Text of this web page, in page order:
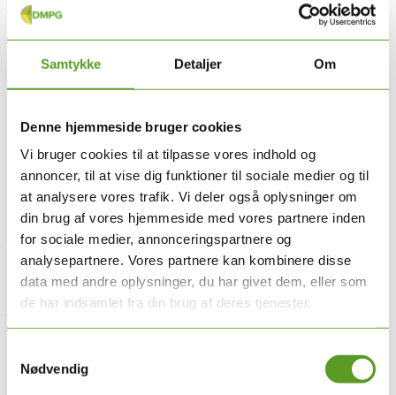
Samtykke Detaljer Om
Denne hjemmeside bruger cookies
Vi bruger cookies til at tilpasse vores indhold og
annoncer, til at vise dig funktioner til sociale medier og til
at analysere vores trafik. Vi deler også oplysninger om
din brug af vores hjemmeside med vores partnere inden
for sociale medier, annonceringspartnere og
analysepartnere. Vores partnere kan kombinere disse
data med andre oplysninger, du har givet dem, eller som
de har indsamlet fra din brug af deres tjenester.
Nødvendig
Relaterede sider
Nyttige links
Som udløber af DMPG-dagen 2025 har vi samlet et
implementeringskatalog. Her er rigtig mange gode forslag til
hvordan vi sammen implementerer de kliniske retningslinjer.
Se implementeringskataloget for 2025 her.
De mange tværregionale og nationale implementeringsaktiviteter
hænger sammen med de regionale indsatser. Formålet er at sikre, at
det arbejde, der sker i DMPG’erne, bliver kendt, brugt og evalueret
– helt ude hos den enkelte kliniker i mødet med patienten.